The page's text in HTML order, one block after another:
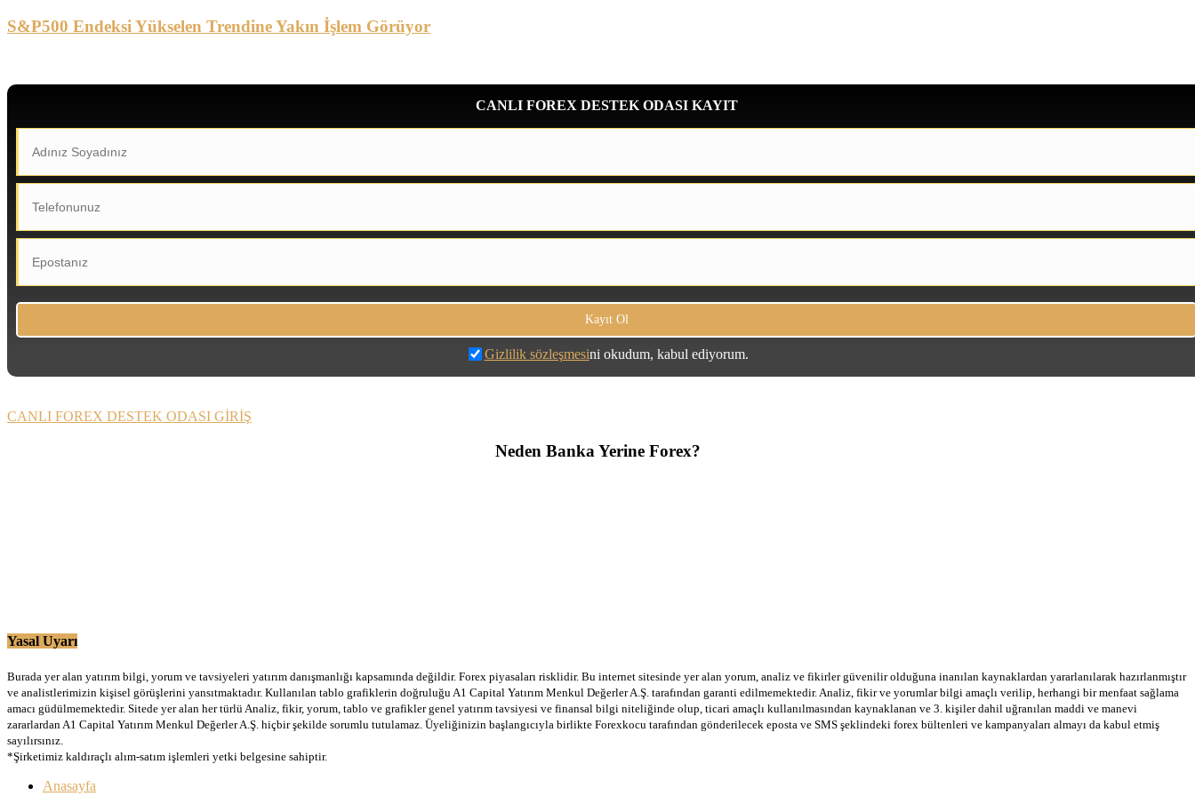
S&P500 Endeksi Yükselen Trendine Yakın İşlem Görüyor
CANLI FOREX DESTEK ODASI KAYIT
Gizlilik sözleşmesini okudum, kabul ediyorum.
CANLI FOREX DESTEK ODASI GİRİŞ
Neden Banka Yerine Forex?
Yasal Uyarı
Burada yer alan yatırım bilgi, yorum ve tavsiyeleri yatırım danışmanlığı kapsamında değildir. Forex piyasaları risklidir. Bu internet sitesinde yer alan yorum, analiz ve fikirler güvenilir olduğuna inanılan kaynaklardan yararlanılarak hazırlanmıştır
ve analistlerimizin kişisel görüşlerini yansıtmaktadır. Kullanılan tablo grafiklerin doğruluğu A1 Capital Yatırım Menkul Değerler A.Ş. tarafından garanti edilmemektedir. Analiz, fikir ve yorumlar bilgi amaçlı verilip, herhangi bir menfaat sağlama
amacı güdülmemektedir. Sitede yer alan her türlü Analiz, fikir, yorum, tablo ve grafikler genel yatırım tavsiyesi ve finansal bilgi niteliğinde olup, ticari amaçlı kullanılmasından kaynaklanan ve 3. kişiler dahil uğranılan maddi ve manevi
zararlardan A1 Capital Yatırım Menkul Değerler A.Ş. hiçbir şekilde sorumlu tutulamaz. Üyeliğinizin başlangıcıyla birlikte Forexkocu tarafından gönderilecek eposta ve SMS şeklindeki forex bültenleri ve kampanyaları almayı da kabul etmiş
sayılırsınız.
*Şirketimiz kaldıraçlı alım-satım işlemleri yetki belgesine sahiptir.
Anasayfa